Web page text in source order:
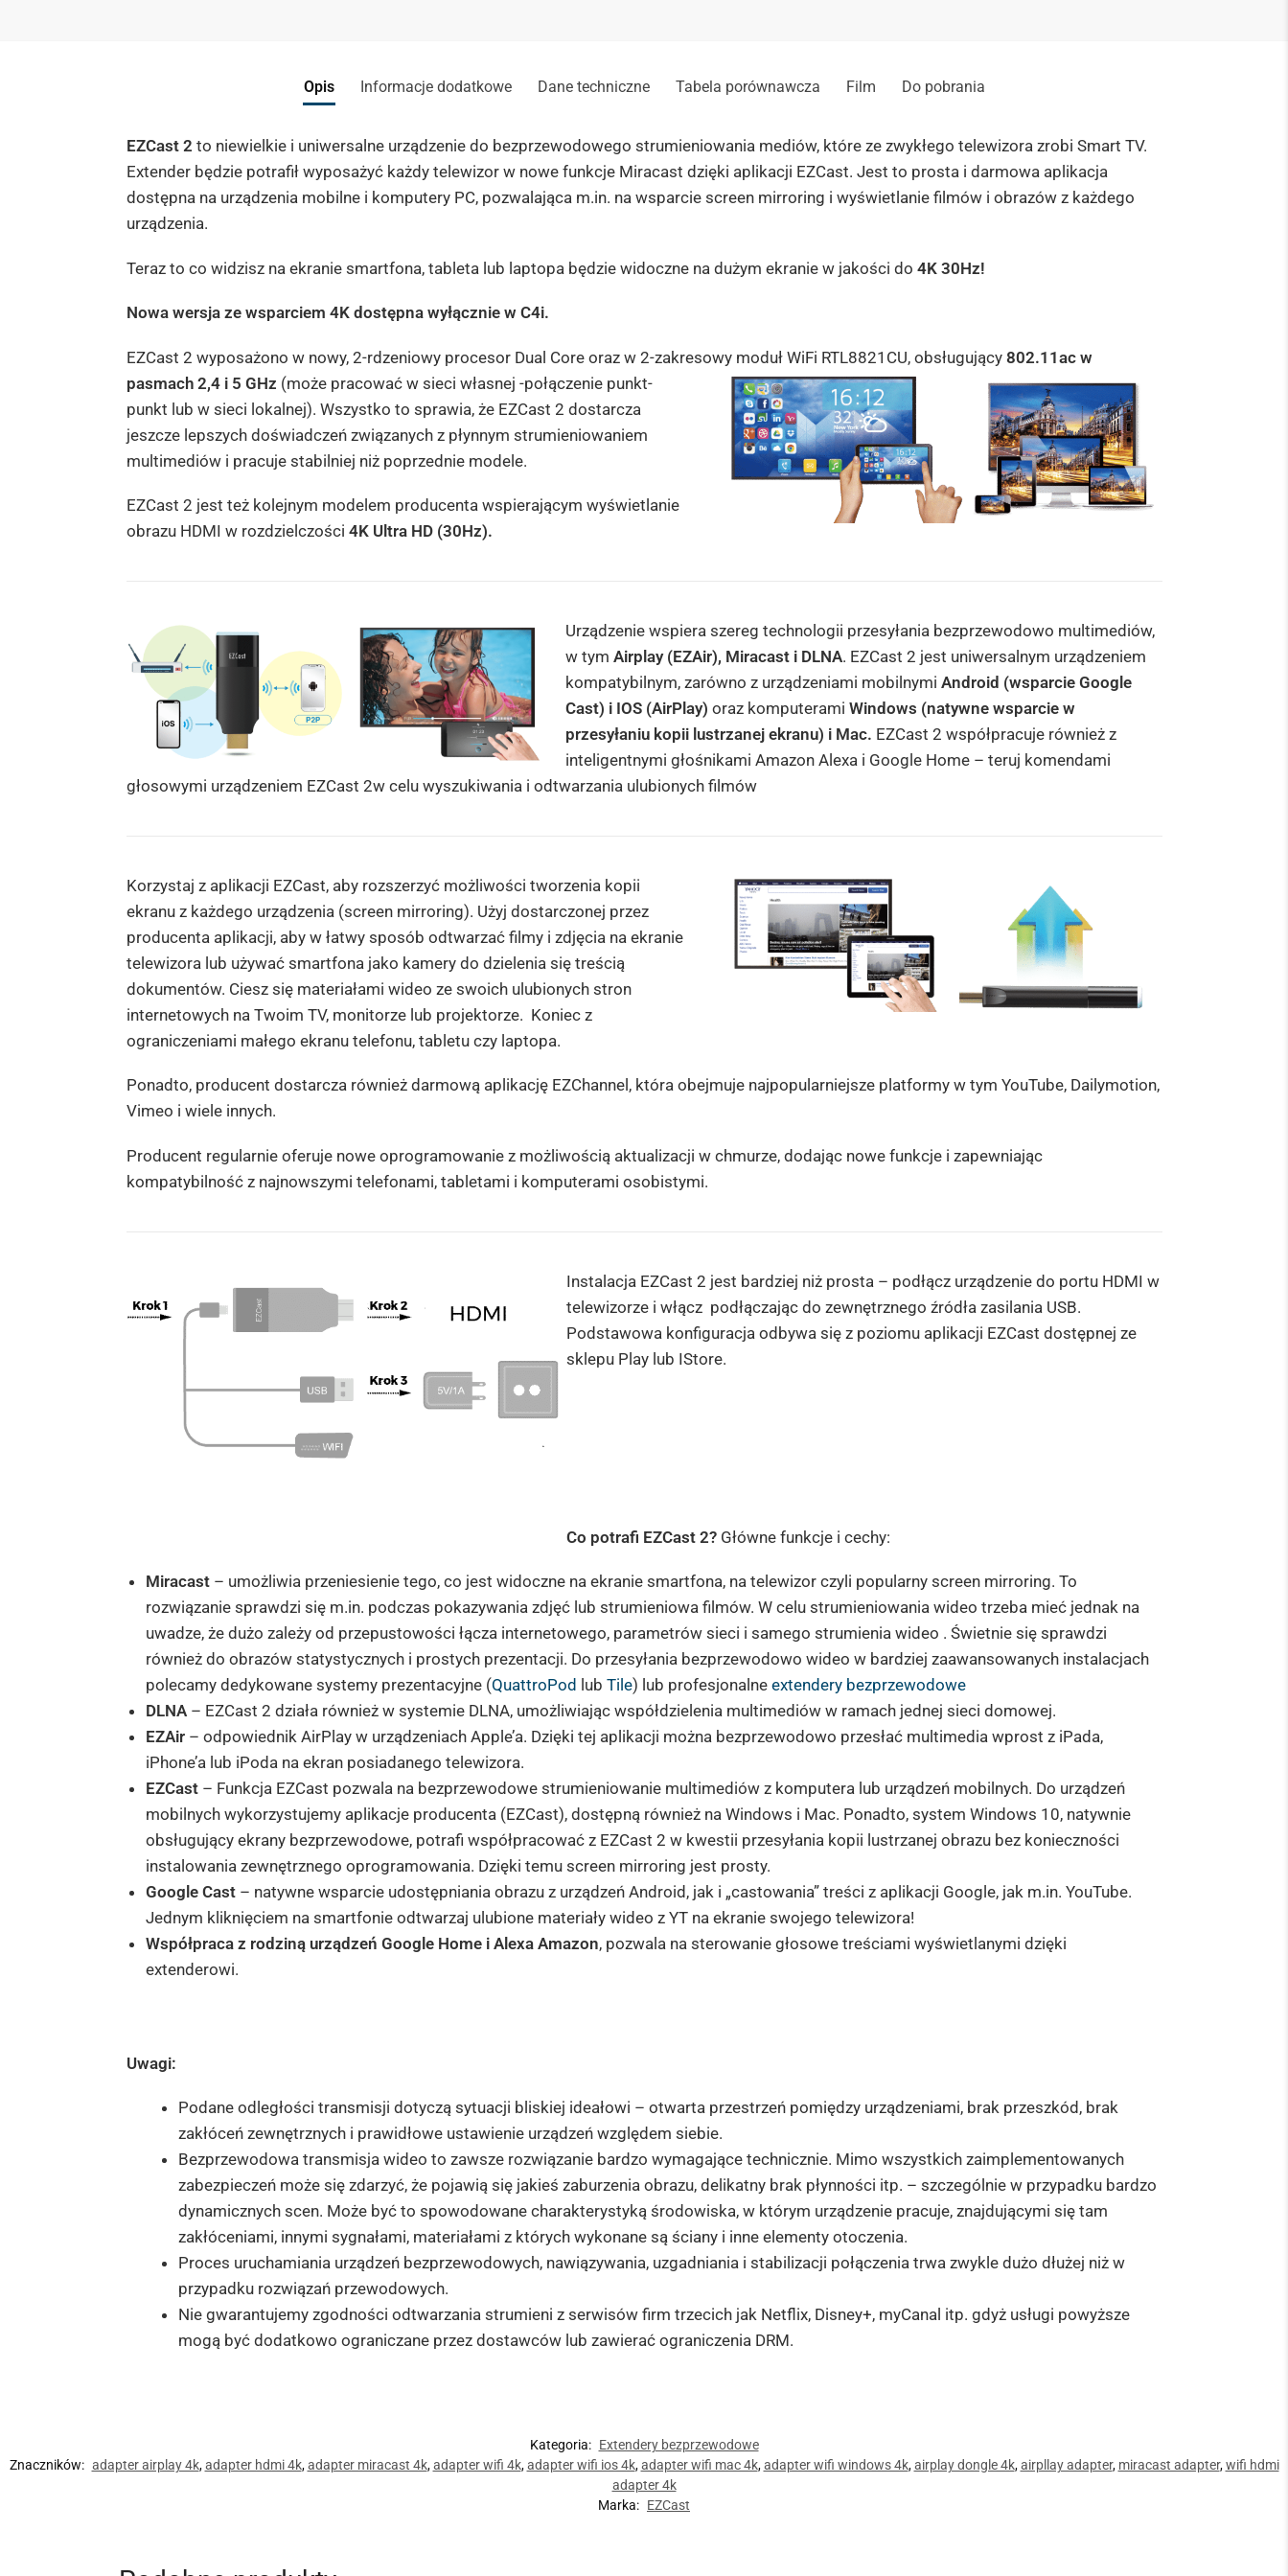
Opis Informacje dodatkowe Dane techniczne Tabela porównawcza Film Do pobrania
EZCast 2 to niewielkie i uniwersalne urządzenie do bezprzewodowego strumieniowania mediów, które ze zwykłego telewizora zrobi Smart TV.
Extender będzie potrafił wyposażyć każdy telewizor w nowe funkcje Miracast dzięki aplikacji EZCast. Jest to prosta i darmowa aplikacja
dostępna na urządzenia mobilne i komputery PC, pozwalająca m.in. na wsparcie screen mirroring i wyświetlanie filmów i obrazów z każdego
urządzenia.
Teraz to co widzisz na ekranie smartfona, tableta lub laptopa będzie widoczne na dużym ekranie w jakości do 4K 30Hz!
Nowa wersja ze wsparciem 4K dostępna wyłącznie w C4i.
EZCast 2 wyposażono w nowy, 2-rdzeniowy procesor Dual Core oraz w 2-zakresowy moduł WiFi RTL8821CU, obsługujący 802.11ac w
pasmach 2,4 i 5 GHz (może pracować w sieci własnej -połączenie punkt-
punkt lub w sieci lokalnej). Wszystko to sprawia, że EZCast 2 dostarcza
jeszcze lepszych doświadczeń związanych z płynnym strumieniowaniem
multimediów i pracuje stabilniej niż poprzednie modele.
EZCast 2 jest też kolejnym modelem producenta wspierającym wyświetlanie
obrazu HDMI w rozdzielczości 4K Ultra HD (30Hz).
Urządzenie wspiera szereg technologii przesyłania bezprzewodowo multimediów,
w tym Airplay (EZAir), Miracast i DLNA. EZCast 2 jest uniwersalnym urządzeniem
kompatybilnym, zarówno z urządzeniami mobilnymi Android (wsparcie Google
Cast) i IOS (AirPlay) oraz komputerami Windows (natywne wsparcie w
przesyłaniu kopii lustrzanej ekranu) i Mac. EZCast 2 współpracuje również z
inteligentnymi głośnikami Amazon Alexa i Google Home – teruj komendami
głosowymi urządzeniem EZCast 2w celu wyszukiwania i odtwarzania ulubionych filmów
Korzystaj z aplikacji EZCast, aby rozszerzyć możliwości tworzenia kopii
ekranu z każdego urządzenia (screen mirroring). Użyj dostarczonej przez
producenta aplikacji, aby w łatwy sposób odtwarzać filmy i zdjęcia na ekranie
telewizora lub używać smartfona jako kamery do dzielenia się treścią
dokumentów. Ciesz się materiałami wideo ze swoich ulubionych stron
internetowych na Twoim TV, monitorze lub projektorze. Koniec z
ograniczeniami małego ekranu telefonu, tabletu czy laptopa.
Ponadto, producent dostarcza również darmową aplikację EZChannel, która obejmuje najpopularniejsze platformy w tym YouTube, Dailymotion,
Vimeo i wiele innych.
Producent regularnie oferuje nowe oprogramowanie z możliwością aktualizacji w chmurze, dodając nowe funkcje i zapewniając
kompatybilność z najnowszymi telefonami, tabletami i komputerami osobistymi.
Instalacja EZCast 2 jest bardziej niż prosta – podłącz urządzenie do portu HDMI w
telewizorze i włącz podłączając do zewnętrznego źródła zasilania USB.
Podstawowa konfiguracja odbywa się z poziomu aplikacji EZCast dostępnej ze
sklepu Play lub IStore.
Co potrafi EZCast 2? Główne funkcje i cechy:
Miracast– umożliwia przeniesienie tego, co jest widoczne na ekranie smartfona, na telewizor czyli popularny screen mirroring. To
rozwiązanie sprawdzi się m.in. podczas pokazywania zdjęć lub strumieniowa filmów. W celu strumieniowania wideo trzeba mieć jednak na
uwadze, że dużo zależy od przepustowości łącza internetowego, parametrów sieci i samego strumienia wideo . Świetnie się sprawdzi
również do obrazów statystycznych i prostych prezentacji. Do przesyłania bezprzewodowo wideo w bardziej zaawansowanych instalacjach
polecamy dedykowane systemy prezentacyjne (QuattroPod lub Tile) lub profesjonalne extendery bezprzewodowe
DLNA– EZCast 2 działa również w systemie DLNA, umożliwiając współdzielenia multimediów w ramach jednej sieci domowej.
EZAir– odpowiednik AirPlay w urządzeniach Apple’a. Dzięki tej aplikacji można bezprzewodowo przesłać multimedia wprost z iPada,
iPhone’a lub iPoda na ekran posiadanego telewizora.
EZCast– Funkcja EZCast pozwala na bezprzewodowe strumieniowanie multimediów z komputera lub urządzeń mobilnych. Do urządzeń
mobilnych wykorzystujemy aplikacje producenta (EZCast), dostępną również na Windows i Mac. Ponadto, system Windows 10, natywnie
obsługujący ekrany bezprzewodowe, potrafi współpracować z EZCast 2 w kwestii przesyłania kopii lustrzanej obrazu bez konieczności
instalowania zewnętrznego oprogramowania. Dzięki temu screen mirroring jest prosty.
Google Cast– natywne wsparcie udostępniania obrazu z urządzeń Android, jak i „castowania” treści z aplikacji Google, jak m.in. YouTube.
Jednym kliknięciem na smartfonie odtwarzaj ulubione materiały wideo z YT na ekranie swojego telewizora!
Współpraca z rodziną urządzeń Google Home i Alexa Amazon, pozwala na sterowanie głosowe treściami wyświetlanymi dzięki
extenderowi.
Uwagi:
Podane odległości transmisji dotyczą sytuacji bliskiej ideałowi – otwarta przestrzeń pomiędzy urządzeniami, brak przeszkód, brak
zakłóceń zewnętrznych i prawidłowe ustawienie urządzeń względem siebie.
Bezprzewodowa transmisja wideo to zawsze rozwiązanie bardzo wymagające technicznie. Mimo wszystkich zaimplementowanych
zabezpieczeń może się zdarzyć, że pojawią się jakieś zaburzenia obrazu, delikatny brak płynności itp. – szczególnie w przypadku bardzo
dynamicznych scen. Może być to spowodowane charakterystyką środowiska, w którym urządzenie pracuje, znajdującymi się tam
zakłóceniami, innymi sygnałami, materiałami z których wykonane są ściany i inne elementy otoczenia.
Proces uruchamiania urządzeń bezprzewodowych, nawiązywania, uzgadniania i stabilizacji połączenia trwa zwykle dużo dłużej niż w
przypadku rozwiązań przewodowych.
Nie gwarantujemy zgodności odtwarzania strumieni z serwisów firm trzecich jak Netflix, Disney+, myCanal itp. gdyż usługi powyższe
mogą być dodatkowo ograniczane przez dostawców lub zawierać ograniczenia DRM.
Kategoria: Extendery bezprzewodowe
Znaczników: adapter airplay 4k,adapter hdmi 4k,adapter miracast 4k,adapter wifi 4k,adapter wifi ios 4k,adapter wifi mac 4k,adapter wifi windows 4k,airplay dongle 4k,airpllay adapter, miracast adapter,wifi hdmi
adapter 4k
Marka: EZCast